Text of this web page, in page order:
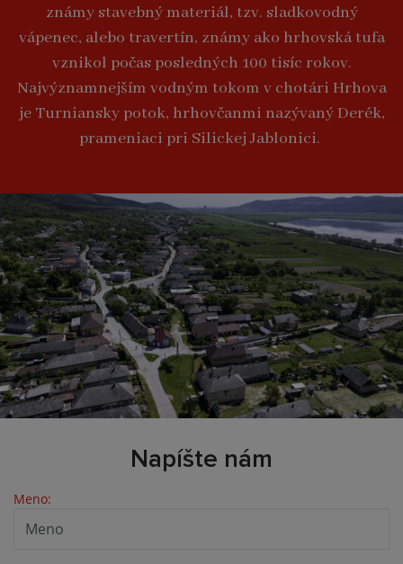
známy stavebný materiál, tzv. sladkovodný
vápenec, alebo travertín, známy ako hrhovská tufa
vznikol počas posledných 100 tisíc rokov.
Najvýznamnejším vodným tokom v chotári Hrhova
je Turniansky potok, hrhovčanmi nazývaný Derék,
prameniaci pri Silickej Jablonici.
Napíšte nám
Meno: